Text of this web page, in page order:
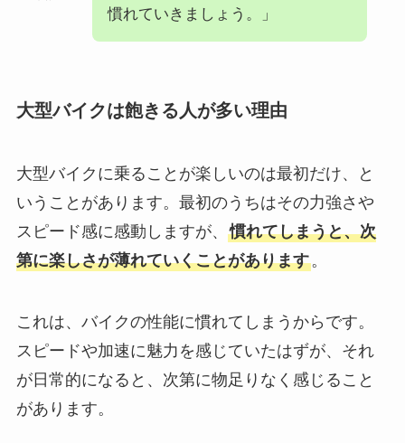
慣れていきましょう。」
大型バイクは飽きる人が多い理由
大型バイクに乗ることが楽しいのは最初だけ、と
いうことがあります。最初のうちはその力強さや
スピード感に感動しますが、 慣れてしまうと、次
第に楽しさが薄れていくことがあります。
これは、バイクの性能に慣れてしまうからです。
スピードや加速に魅力を感じていたはずが、それ
が日常的になると、次第に物足りなく感じること
があります。